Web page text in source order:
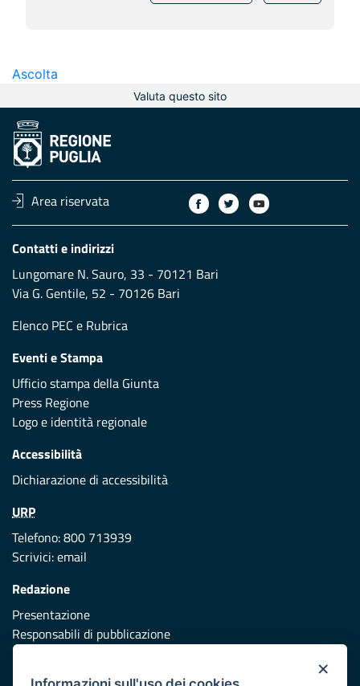
Ascolta
Valuta questo sito
Area riservata
Contatti e indirizzi
Lungomare N. Sauro, 33 - 70121 Bari
Via G. Gentile, 52 - 70126 Bari
Elenco PEC e Rubrica
Eventi e Stampa
Ufficio stampa della Giunta
Press Regione
Logo e identità regionale
Accessibilità
Dichiarazione di accessibilità
URP
Telefono: 800 713939
Scrivici:email
Redazione
Presentazione
Responsabili di pubblicazione
×